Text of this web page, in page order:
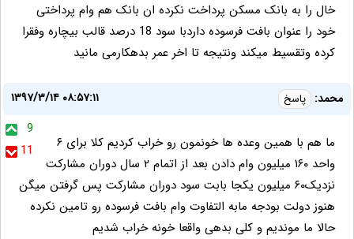
خال را به بانک مسکن پرداخت نکرده ان بانک هم وام پرداختی
خود را عنوان بافت فرسوده داردبا سود 18 درصد قالب بیچاره وفقرا
کرده وتقسیط میکند ونتیجه تا اخر عمر بدهکارمی مانید
محمد: پاسخ
۱۳۹۷/۳/۱۴ ۰۸:۵۷:۱۱
9
11
ما هم با همین وعده ها خونمون رو خراب کردیم کلا برای ۶
واحد ۱۶۰ میلیون وام دادن بعد از اتمام ۲ سال دوران مشارکت
نزدیک۶۰ میلیون یکجا بابت سود دوران مشارکت پس گرفتن میگن
هنوز دولت بودجه مابه التفاوت وام بافت فرسوده رو تامین نکرده
حالا ما موندیم و کلی بدهی واقعا خونه خراب شدیم